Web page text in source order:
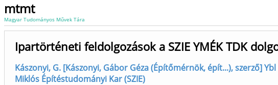
mtmt
Magyar Tudományos Művek Tára
Ipartörténeti feldolgozások a SZIE YMÉK TDK
Kászonyi, G. [Kászonyi, Gábor Géza (Építőmérnök, épít...), szerző]
Miklós Építéstudományi Kar (SZIE)